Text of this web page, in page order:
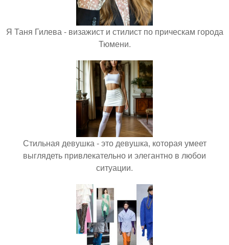
Я Таня Гилева - визажист и стилист по прическам города
Тюмени.
Стильная девушка - это девушка, которая умеет
выглядеть привлекательно и элегантно в любои
ситуации.